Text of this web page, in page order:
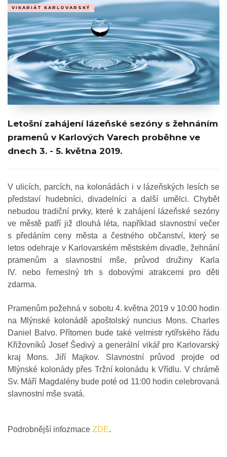
VIKARIÁT KARLOVARSKÝ
Letošní zahájení lázeňské sezóny s žehnáním
pramenů v Karlových Varech proběhne ve
dnech 3. - 5. května 2019.
V ulicích, parcích, na kolonádách i v lázeňských lesích se
představí hudebníci, divadelníci a další umělci. Chybět
nebudou tradiční prvky, které k zahájení lázeňské sezóny
ve městě patří již dlouhá léta, například slavnostní večer
s předáním ceny města a čestného občanství, který se
letos odehraje v Karlovarském městském divadle, žehnání
pramenům a slavnostní mše, průvod družiny Karla
IV. nebo řemeslný trh s dobovými atrakcemi pro děti
zdarma.
Pramenům požehná v sobotu 4. května 2019 v 10:00 hodin
na Mlýnské kolonádě apoštolský nuncius Mons. Charles
Daniel Balvo. Přítomen bude také velmistr rytířského řádu
Křižovníků Josef Šedivý a generální vikář pro Karlovarský
kraj Mons. Jiří Majkov. Slavnostní průvod projde od
Mlýnské kolonády přes Tržní kolonádu k Vřídlu. V chrámě
Sv. Máří Magdalény bude poté od 11:00 hodin celebrovaná
slavnostní mše svatá.
Podrobnější infozmace ZDE.